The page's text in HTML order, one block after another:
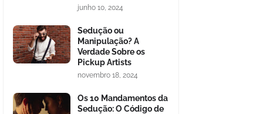
junho 10, 2024
Sedução ou
Manipulação? A
Verdade Sobre os
Pickup Artists
novembro 18, 2024
Os 10 Mandamentos da
Sedução: O Código de